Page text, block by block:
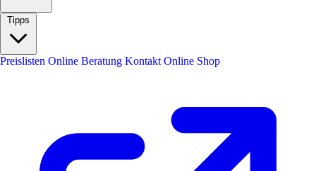
Tipps
Preislisten Online Beratung Kontakt Online Shop